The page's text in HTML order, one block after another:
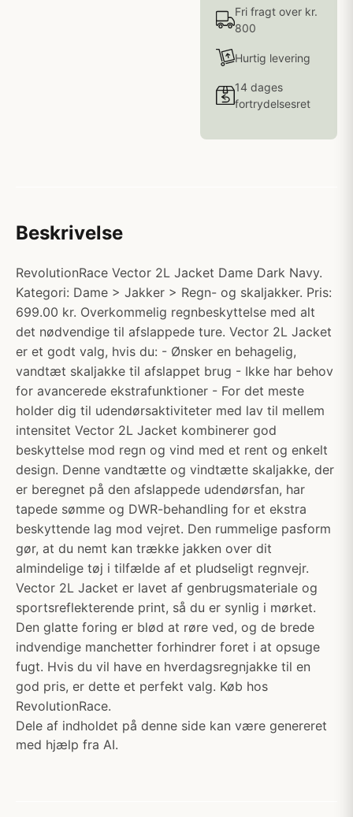
Fri fragt over kr.
800
Hurtig levering
14 dages
fortrydelsesret
Beskrivelse
RevolutionRace Vector 2L Jacket Dame Dark Navy.
Kategori: Dame > Jakker > Regn- og skaljakker. Pris:
699.00 kr. Overkommelig regnbeskyttelse med alt
det nødvendige til afslappede ture. Vector 2L Jacket
er et godt valg, hvis du: - Ønsker en behagelig,
vandtæt skaljakke til afslappet brug - Ikke har behov
for avancerede ekstrafunktioner - For det meste
holder dig til udendørsaktiviteter med lav til mellem
intensitet Vector 2L Jacket kombinerer god
beskyttelse mod regn og vind med et rent og enkelt
design. Denne vandtætte og vindtætte skaljakke, der
er beregnet på den afslappede udendørsfan, har
tapede sømme og DWR-behandling for et ekstra
beskyttende lag mod vejret. Den rummelige pasform
gør, at du nemt kan trække jakken over dit
almindelige tøj i tilfælde af et pludseligt regnvejr.
Vector 2L Jacket er lavet af genbrugsmateriale og
sportsreflekterende print, så du er synlig i mørket.
Den glatte foring er blød at røre ved, og de brede
indvendige manchetter forhindrer foret i at opsuge
fugt. Hvis du vil have en hverdagsregnjakke til en
god pris, er dette et perfekt valg. Køb hos
RevolutionRace.
Dele af indholdet på denne side kan være genereret
med hjælp fra AI.